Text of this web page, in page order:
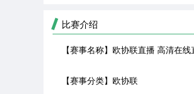
比赛介绍
【赛事名称】 欧协联直播 高清在
【赛事分类】 欧协联